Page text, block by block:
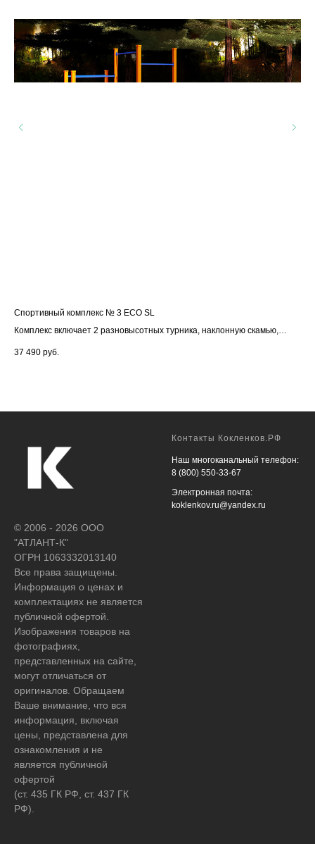
Спортивный комплекс № 3 ECO SL
Комплекс включает 2 разновысотных турника, наклонную скамью,
37 490 руб.
© 2006 - 2026 ООО
"АТЛАНТ-К"
ОГРН 1063332013140
Все права защищены.
Информация о ценах и
комплектациях не является
публичной офертой.
Изображения товаров на
фотографиях,
представленных на сайте,
могут отличаться от
оригиналов. Обращаем
Ваше внимание, что вся
информация, включая
цены, представлена для
ознакомления и не
является публичной
офертой
(ст. 435 ГК РФ, ст. 437 ГК
РФ).
Контакты Кокленков.РФ
Наш многоканальный телефон:
8 (800) 550-33-67
Электронная почта:
koklenkov.ru@yandex.ru